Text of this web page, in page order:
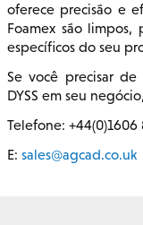
oferece precisão e
Foamex são limpos,
específicos do seu
Se você precisar de
DYSS em seu
Telefone: +44(0)1606
E: sales@agcad.co.uk